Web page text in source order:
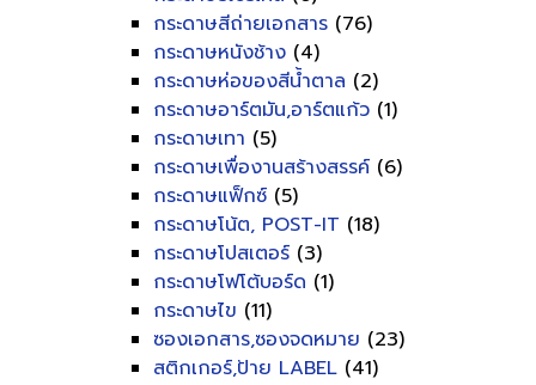
กระดาษสีถ่ายเอกสาร (76)
กระดาษหนังช้าง (4)
กระดาษห่อของสีน้ำตาล (2)
กระดาษอาร์ตมัน,อาร์ตแก้ว (1)
กระดาษเทา (5)
กระดาษเพื่องานสร้างสรรค์ (6)
กระดาษแฟ็กซ์ (5)
กระดาษโน้ต, POST-IT (18)
กระดาษโปสเตอร์ (3)
กระดาษโฟโต้บอร์ด (1)
กระดาษไข (11)
ซองเอกสาร,ซองจดหมาย (23)
สติกเกอร์,ป้าย LABEL (41)